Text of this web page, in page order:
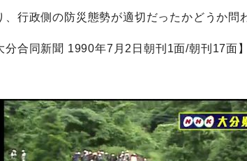
、行政側の防災態勢が適切だったかどうか問
分合同新聞 1990年7月2日朝刊1面/朝刊17面】